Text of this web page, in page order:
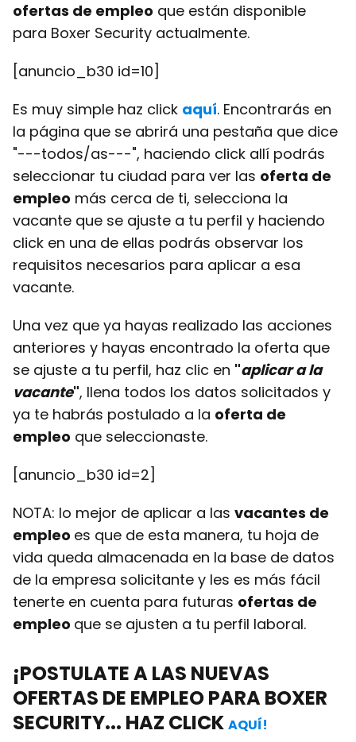
ofertas de empleo que están disponible
para Boxer Security actualmente.
[anuncio_b30 id=10]
Es muy simple haz click aquí. Encontrarás en
la página que se abrirá una pestaña que dice
"---todos/as---", haciendo click allí podrás
seleccionar tu ciudad para ver las oferta de
empleo más cerca de ti, selecciona la
vacante que se ajuste a tu perfil y haciendo
click en una de ellas podrás observar los
requisitos necesarios para aplicar a esa
vacante.
Una vez que ya hayas realizado las acciones
anteriores y hayas encontrado la oferta que
se ajuste a tu perfil, haz clic en "aplicar a la
vacante", llena todos los datos solicitados y
ya te habrás postulado a la oferta de
empleo que seleccionaste.
[anuncio_b30 id=2]
NOTA: lo mejor de aplicar a las vacantes de
empleo es que de esta manera, tu hoja de
vida queda almacenada en la base de datos
de la empresa solicitante y les es más fácil
tenerte en cuenta para futuras ofertas de
empleo que se ajusten a tu perfil laboral.
¡POSTULATE A LAS NUEVAS
OFERTAS DE EMPLEOPARA BOXER
SECURITY... HAZ CLICK AQUÍ!